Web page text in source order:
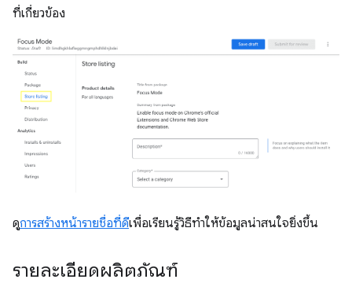
ที่เกี่ยวข้อง
ดูการสร้างหน้ารายชื่อที่ดีเพื่อเรียนรู้วิธีทำให้ข้อมูลน่าสนใจยิ่งขึ้น
รายละเอียดผลิตภัณฑ์